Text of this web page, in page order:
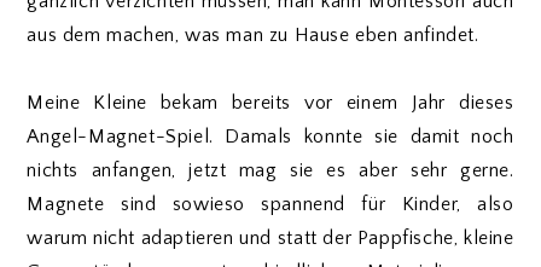
aus dem machen, was man zu Hause eben anfindet.
Meine Kleine bekam bereits vor einem Jahr dieses
Angel-Magnet-Spiel. Damals konnte sie damit noch
nichts anfangen, jetzt mag sie es aber sehr gerne.
Magnete sind sowieso spannend für Kinder, also
warum nicht adaptieren und statt der Pappfische, kleine